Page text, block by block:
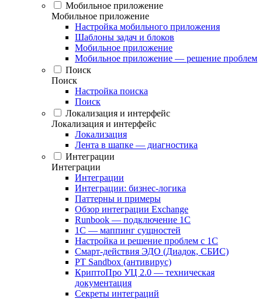
Мобильное приложение
Мобильное приложение
Настройка мобильного приложения
Шаблоны задач и блоков
Мобильное приложение
Мобильное приложение — решение проблем
Поиск
Поиск
Настройка поиска
Поиск
Локализация и интерфейс
Локализация и интерфейс
Локализация
Лента в шапке — диагностика
Интеграции
Интеграции
Интеграции
Интеграции: бизнес-логика
Паттерны и примеры
Обзор интеграции Exchange
Runbook — подключение 1С
1С — маппинг сущностей
Настройка и решение проблем с 1С
Смарт-действия ЭДО (Диадок, СБИС)
PT Sandbox (антивирус)
КриптоПро УЦ 2.0 — техническая
документация
Секреты интеграций